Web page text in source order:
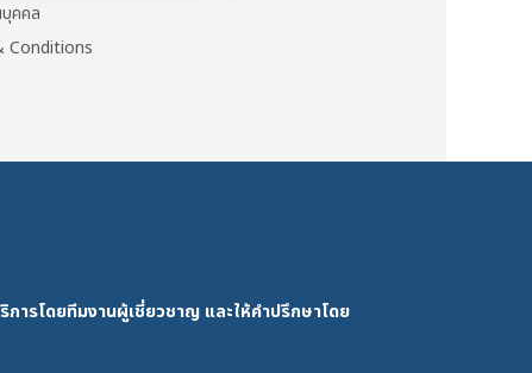
คคล
Conditions
รโดยทีมงานผู้เชี่ยวชาญ และให้คำปรึกษาโดย